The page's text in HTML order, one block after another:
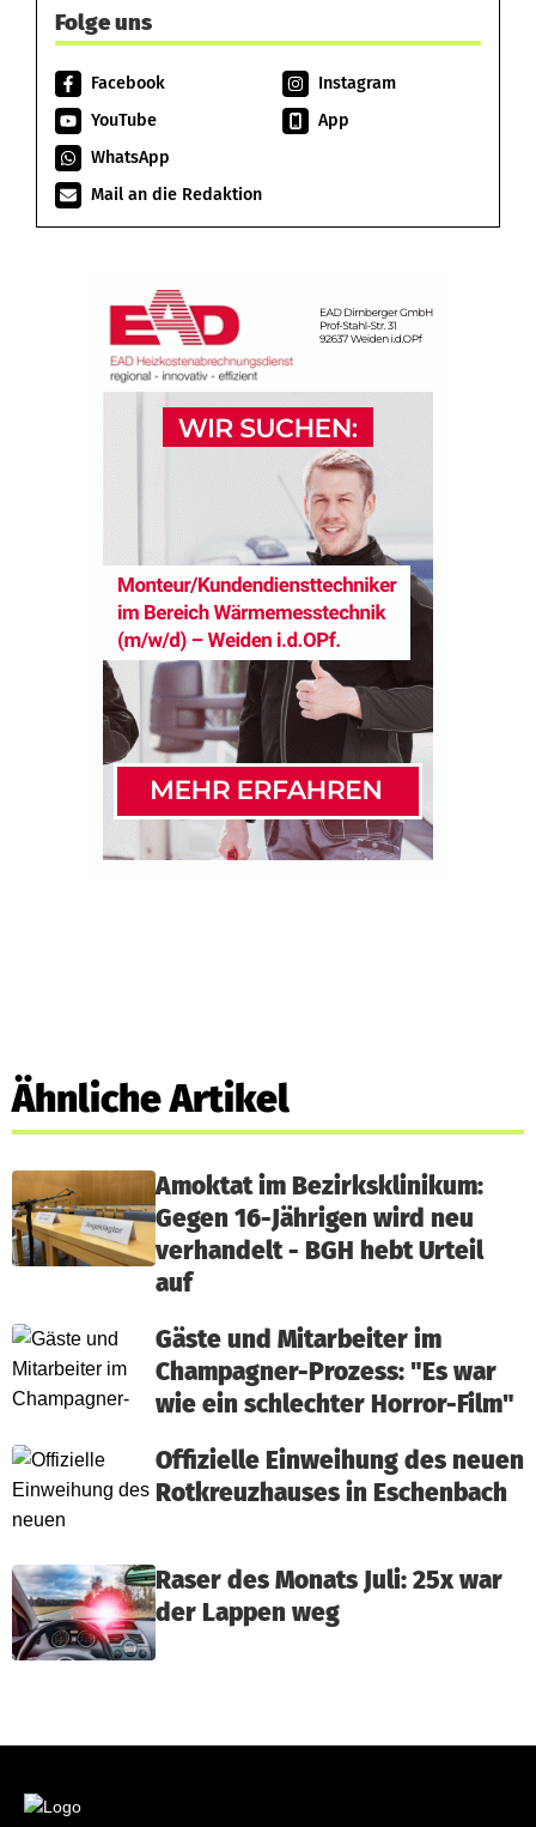
Folge uns
Facebook
Instagram
YouTube
App
WhatsApp
Mail an die Redaktion
Ähnliche Artikel
Amoktat im Bezirksklinikum:
Gegen 16-Jährigen wird neu
verhandelt - BGH hebt Urteil
auf
Gäste und Mitarbeiter im
Champagner-Prozess: "Es war
wie ein schlechter Horror-Film"
Offizielle Einweihung des neuen
Rotkreuzhauses in Eschenbach
Raser des Monats Juli: 25x war
der Lappen weg